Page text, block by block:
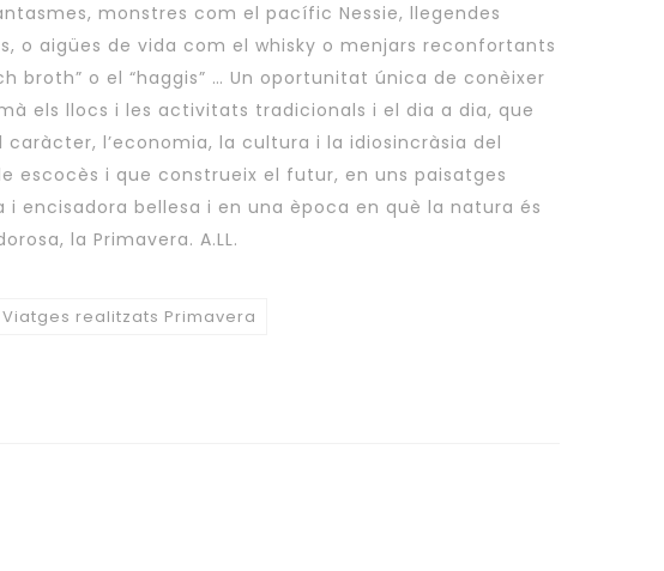
monstres com el pacífic Nessie, llegendes
o aigües de vida com el whisky o menjars reconfortants
broth” o el “haggis” … Un oportunitat única de conèixer
els llocs i les activitats tradicionals i el dia a dia, que
l’economia, la cultura i la idiosincràsia del
escocès i que construeix el futur, en uns paisatges
i encisadora bellesa i en una època en què la natura és
la Primavera. A.LL.
Viatges realitzats Primavera